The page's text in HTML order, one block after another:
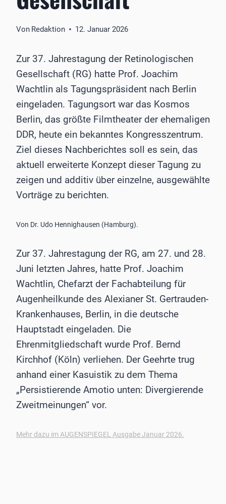
Von Redaktion 12. Januar 2026
Zur 37. Jahrestagung der Retinologischen
Gesellschaft (RG) hatte Prof. Joachim
Wachtlin als Tagungspräsident nach Berlin
eingeladen. Tagungsort war das Kosmos
Berlin, das größte Filmtheater der ehemaligen
DDR, heute ein bekanntes Kongresszentrum.
Ziel dieses Nachberichtes soll es sein, das
aktuell erweiterte Konzept dieser Tagung zu
zeigen und additiv über einzelne, ausgewählte
Vorträge zu berichten.
Von Dr. Udo Hennighausen (Hamburg).
Zur 37. Jahrestagung der RG, am 27. und 28.
Juni letzten Jahres, hatte Prof. Joachim
Wachtlin, Chefarzt der Fachabteilung für
Augenheilkunde des Alexianer St. Gertrauden-
Krankenhauses, Berlin, in die deutsche
Hauptstadt eingeladen. Die
Ehrenmitgliedschaft wurde Prof. Bernd
Kirchhof (Köln) verliehen. Der Geehrte trug
anhand einer Kasuistik zu dem Thema
„Persistierende Amotio unten: Divergierende
Zweitmeinungen“ vor.
Mehr dazu im AUGENSPIEGEL Ausgabe Januar 2026.